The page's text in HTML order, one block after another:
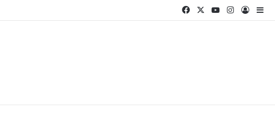
FacebookYouTubeInstagram
Log In